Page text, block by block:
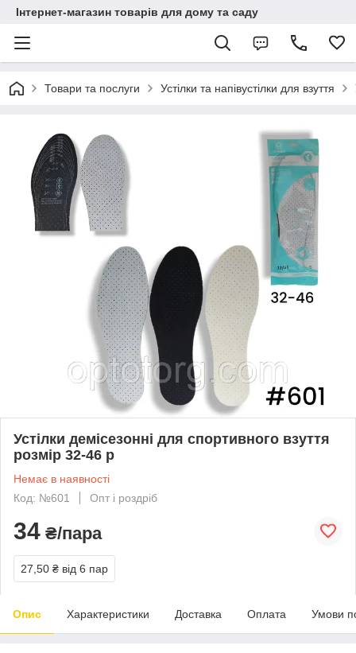
Інтернет-магазин товарів для дому та саду
Товари та послуги Устілки та напівустілки для взуття
Устілки демісезонні для спортивного взуття
розмір 32-46 р
Немає в наявності
Код: №601
Опт і роздріб
34 ₴/пара
27,50 ₴ від 6 пар
Опис Характеристики Доставка Оплата Умови